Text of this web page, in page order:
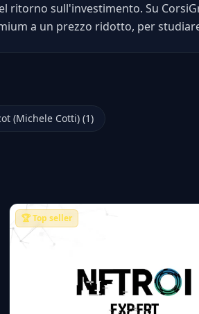
ritorno sull'investimento. Su
a un prezzo ridotto, per
(Michele Cotti) (1)
🏆 Top seller